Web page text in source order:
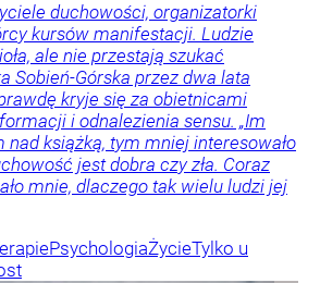
duchowości, organizatorki
kursów manifestacji. Ludzie
ale nie przestają szukać
Sobień-Górska przez dwa lata
kryje się za obietnicami
i odnalezienia sensu. „Im
nad książką, tym mniej interesowało
jest dobra czy zła. Coraz
mnie, dlaczego tak wielu ludzi jej
PsychologiaŻycieTylko u